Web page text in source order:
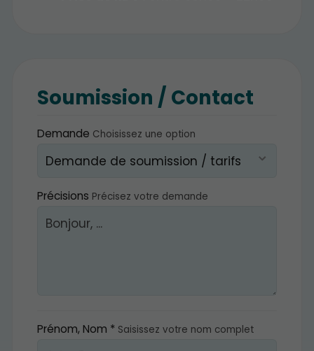
Soumission / Contact
Demande Choisissez une option
Précisions Précisez votre demande
Prénom, Nom * Saisissez votre nom complet